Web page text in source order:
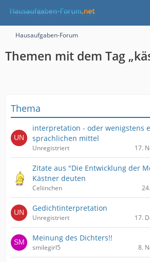
Hausaufgaben-Forum
Themen mit dem Tag
Thema
interpretation - oder wenigstens
sprachlichen mittel
Unregistriert 17.
Zitate aus "Die Entwicklung der
Kästner deuten
Celiinchen
Gedichtinterpretation
Unregistriert
17.
Meinung des Dichters!!
smilegirl5
8.